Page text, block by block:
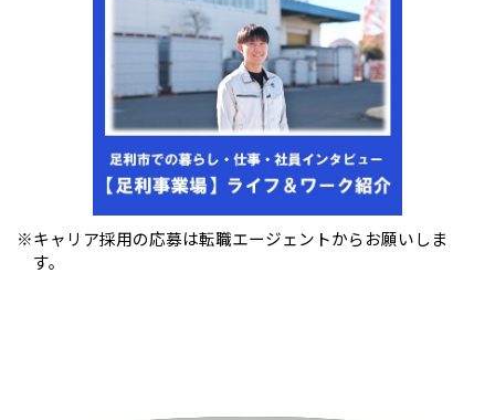
※キャリア採用の応募は転職エージェントからお願いしま
す。